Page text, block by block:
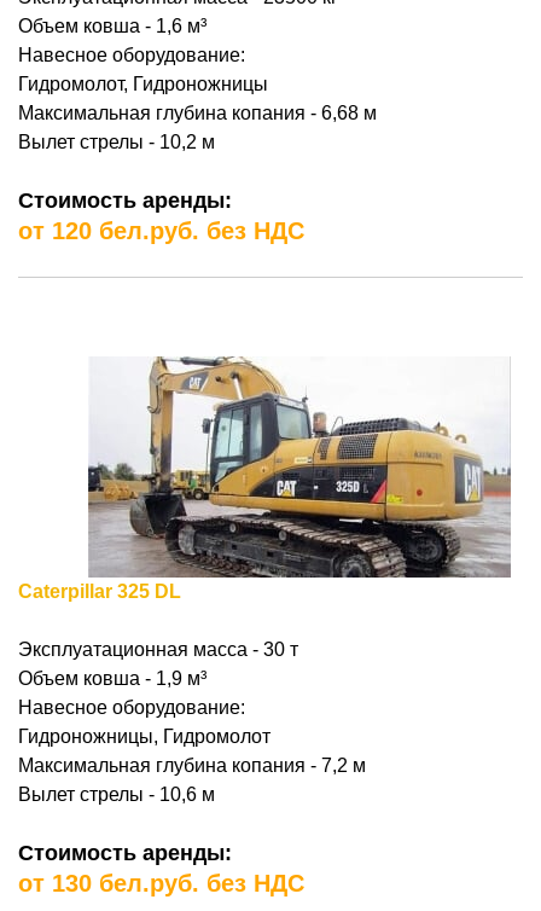
Объем ковша - 1,6 м³
Навесное оборудование:
Гидромолот, Гидроножницы
Максимальная глубина копания - 6,68 м
Вылет стрелы - 10,2 м
Стоимость аренды:
от 120 бел.руб. без НДС
Сaterpillar 325 DL
Эксплуатационная масса - 30 т
Объем ковша - 1,9 м³
Навесное оборудование:
Гидроножницы, Гидромолот
Максимальная глубина копания - 7,2 м
Вылет стрелы - 10,6 м
Стоимость аренды:
от 130 бел.руб. без НДС